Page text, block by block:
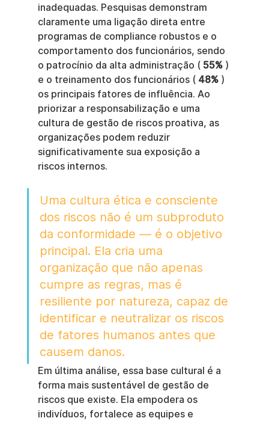
inadequadas. Pesquisas demonstram
claramente uma ligação direta entre
programas de compliance robustos e o
comportamento dos funcionários, sendo
o patrocínio da alta administração ( 55% )
e o treinamento dos funcionários ( 48% )
os principais fatores de influência. Ao
priorizar a responsabilização e uma
cultura de gestão de riscos proativa, as
organizações podem reduzir
significativamente sua exposição a
riscos internos.
Uma cultura ética e consciente
dos riscos não é um subproduto
da conformidade — é o objetivo
principal. Ela cria uma
organização que não apenas
cumpre as regras, mas é
resiliente por natureza, capaz de
identificar e neutralizar os riscos
de fatores humanos antes que
causem danos.
Em última análise, essa base cultural é a
forma mais sustentável de gestão de
riscos que existe. Ela empodera os
indivíduos, fortalece as equipes e